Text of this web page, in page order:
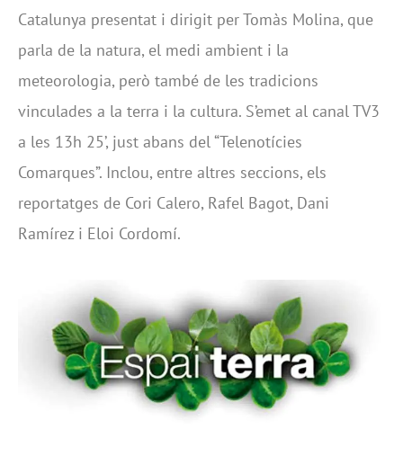
Catalunya presentat i dirigit per Tomàs Molina, que
parla de la natura, el medi ambient i la
meteorologia, però també de les tradicions
vinculades a la terra i la cultura. S’emet al canal TV3
a les 13h 25’, just abans del “Telenotícies
Comarques”. Inclou, entre altres seccions, els
reportatges de Cori Calero, Rafel Bagot, Dani
Ramírez i Eloi Cordomí.